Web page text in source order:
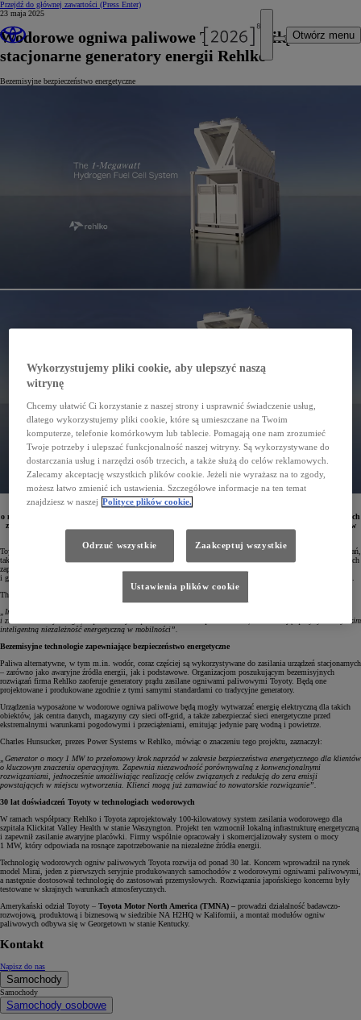
Przejdź do głównej zawartości (Press Enter)
Otwórz menu
23 maja 2025
Wodorowe ogniwa paliwowe Toyoty zasilą
stacjonarne generatory energii Rehlko
Bezemisyjne bezpieczeństwo energetyczne
Podczas tegorocznych targów Advanced Clean Transportation Expo Toyota poinformowała
o nawiązaniu współpracy z firmą Rehlko specjalizującą się w rozwiązaniach energetycznych i systemach
zasilania awaryjnego. W ramach partnerstwa Toyota będzie wyłącznym dostawcą wodorowych ogniw
Toyota to jeden z czołowych koncernów motoryzacyjnych na świecie słynący ze swych nowatorskich rozwiązań,
takich jak m.in. technologia ogniw paliwowych. Z kolei Rehlko to firma, która specjalizuje się w urządzeniach
zapewniających niezależność, elastyczność i bezpieczeństwo infrastrukturze krytycznej, obiektom
i gospodarstwom domowym. Partnerstwo z Toyotą pozwoli na rozszerzenie oferty o sprzęt zasilany wodorem.
Thibaut de Barros Conti, dyrektor generalny Toyota Hydrogen Solutions, mówiąc o partnerstwie, podkreślił:
„Integracja systemów Rehlko z technologią Toyoty stwarza ogromny potencjał dla czystej, niezawodnej
i zrównoważonej energii, dopasowanej do potrzeb klientów i społeczeństwa, umożliwiając przy tym wszystkim
inteligentną niezależność energetyczną w mobilności”.
Bezemisyjne technologie zapewniające bezpieczeństwo energetyczne
Paliwa alternatywne, w tym m.in. wodór, coraz częściej są wykorzystywane do zasilania urządzeń stacjonarnych
– zarówno jako awaryjne źródła energii, jak i podstawowe. Organizacjom poszukującym bezemisyjnych
rozwiązań firma Rehlko zaoferuje generatory prądu zasilane ogniwami paliwowymi Toyoty. Będą one
projektowane i produkowane zgodnie z tymi samymi standardami co tradycyjne generatory.
Urządzenia wyposażone w wodorowe ogniwa paliwowe będą mogły wytwarzać energię elektryczną dla takich
obiektów, jak centra danych, magazyny czy sieci off-grid, a także zabezpieczać sieci energetyczne przed
ekstremalnymi warunkami pogodowymi i przeciążeniami, emitując jedynie parę wodną i powietrze.
Charles Hunsucker, prezes Power Systems w Rehlko, mówiąc o znaczeniu tego projektu, zaznaczył:
„Generator o mocy 1 MW to przełomowy krok naprzód w zakresie bezpieczeństwa energetycznego dla klientów
o kluczowym znaczeniu operacyjnym. Zapewnia niezawodność porównywalną z konwencjonalnymi
rozwiązaniami, jednocześnie umożliwiając realizację celów związanych z redukcją do zera emisji
powstających w miejscu wytworzenia. Klienci mogą już zamawiać to nowatorskie rozwiązanie”.
30 lat doświadczeń Toyoty w technologiach wodorowych
W ramach współpracy Rehlko i Toyota zaprojektowały 100-kilowatowy system zasilania wodorowego dla
szpitala Klickitat Valley Health w stanie Waszyngton. Projekt ten wzmocnił lokalną infrastrukturę energetyczną
i zapewnił zasilanie awaryjne placówki. Firmy wspólnie opracowały i skomercjalizowały system o mocy
1 MW, który odpowiada na rosnące zapotrzebowanie na niezależne źródła energii.
Technologię wodorowych ogniw paliwowych Toyota rozwija od ponad 30 lat. Koncern wprowadził na rynek
model Mirai, jeden z pierwszych seryjnie produkowanych samochodów z wodorowymi ogniwami paliwowymi,
a następnie dostosował technologię do zastosowań przemysłowych. Rozwiązania japońskiego koncernu były
testowane w skrajnych warunkach atmosferycznych.
Amerykański odział Toyoty – Toyota Motor North America (TMNA) – prowadzi działalność badawczo-
rozwojową, produktową i biznesową w siedzibie NA H2HQ w Kalifornii, a montaż modułów ogniw
paliwowych odbywa się w Georgetown w stanie Kentucky.
Kontakt
Napisz do nas
Samochody
Samochody
Samochody osobowe
Wykorzystujemy pliki cookie, aby ulepszyć naszą
witrynę
Chcemy ułatwić Ci korzystanie z naszej strony i usprawnić świadczenie usług,
dlatego wykorzystujemy pliki cookie, które są umieszczane na Twoim
komputerze, telefonie komórkowym lub tablecie. Pomagają one nam zrozumieć
Twoje potrzeby i ulepszać funkcjonalność naszej witryny. Są wykorzystywane do
dostarczania usług i narzędzi osób trzecich, a także służą do celów reklamowych.
Zalecamy akceptację wszystkich plików cookie. Jeżeli nie wyrażasz na to zgody,
możesz łatwo zmienić ich ustawienia. Szczegółowe informacje na ten temat
znajdziesz w naszej Polityce plików cookie.
Odrzuć wszystkie Zaakceptuj wszystkie
Ustawienia plików cookie